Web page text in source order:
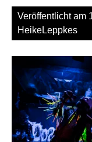
Veröffentlicht am
HeikeLeppkes